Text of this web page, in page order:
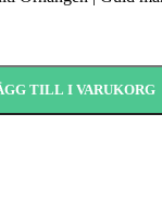
TILL I VARUKORG